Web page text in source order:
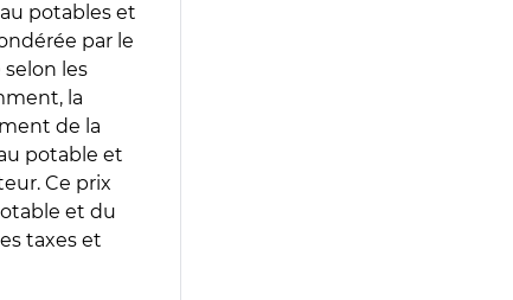
potables et
par le
les
la
de la
potable et
Ce prix
et du
taxes et